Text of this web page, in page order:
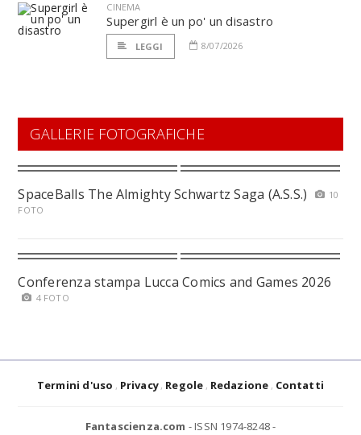
CINEMA
Supergirl è un po' un disastro
LEGGI 8/07/2026
GALLERIE FOTOGRAFICHE
SpaceBalls The Almighty Schwartz Saga (A.S.S.)
10
FOTO
Conferenza stampa Lucca Comics and Games 2026
4 FOTO
Termini d'uso Privacy Regole Redazione Contatti
Fantascienza.com - ISSN 1974-8248 -